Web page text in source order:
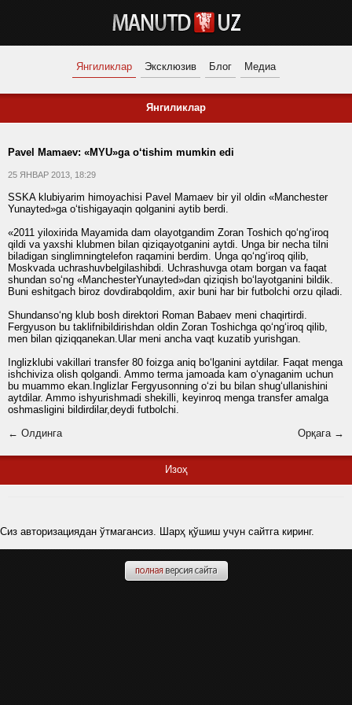
Янгиликлар Эксклюзив Блог Медиа
Янгиликлар
Pavel Mamaev: «MYU»ga o‘tishim mumkin edi
25 ЯНВАР 2013, 18:29
SSKA klubiyarim himoyachisi Pavel Mamaev bir yil oldin «Manchester
Yunayted»ga o‘tishigayaqin qolganini aytib berdi.
«2011 yiloxirida Mayamida dam olayotgandim Zoran Toshich qo‘ng‘iroq
qildi va yaxshi klubmen bilan qiziqayotganini aytdi. Unga bir necha tilni
biladigan singlimningtelefon raqamini berdim. Unga qo‘ng‘iroq qilib,
Moskvada uchrashuvbelgilashibdi. Uchrashuvga otam borgan va faqat
shundan so‘ng «ManchesterYunayted»dan qiziqish bo‘layotganini bildik.
Buni eshitgach biroz dovdirabqoldim, axir buni har bir futbolchi orzu qiladi.
Shundanso‘ng klub bosh direktori Roman Babaev meni chaqirtirdi.
Fergyuson bu taklifnibildirishdan oldin Zoran Toshichga qo‘ng‘iroq qilib,
men bilan qiziqqanekan.Ular meni ancha vaqt kuzatib yurishgan.
Inglizklubi vakillari transfer 80 foizga aniq bo‘lganini aytdilar. Faqat menga
ishchiviza olish qolgandi. Ammo terma jamoada kam o‘ynaganim uchun
bu muammo ekan.Inglizlar Fergyusonning o‘zi bu bilan shug‘ullanishini
aytdilar. Ammo ishyurishmadi shekilli, keyinroq menga transfer amalga
oshmasligini bildirdilar,deydi futbolchi.
← Олдинга
Орқага →
Изоҳ
Сиз авторизациядан ўтмагансиз. Шарҳ қўшиш учун сайтга киринг.